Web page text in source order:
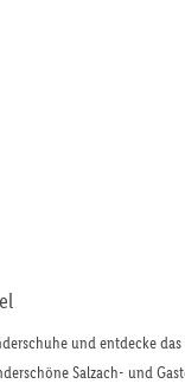
und entdecke das
Salzach- und